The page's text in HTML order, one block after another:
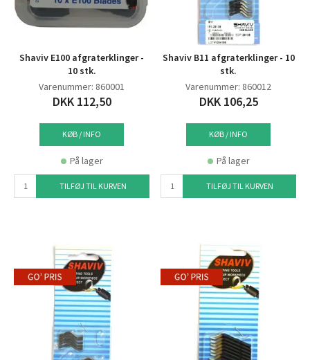
Shaviv E100 afgraterklinger -
10 stk.
Varenummer: 860001
DKK 112,50
KØB / INFO
På lager
TILFØJ TIL KURVEN
Shaviv B11 afgraterklinger - 10
stk.
Varenummer: 860012
DKK 106,25
KØB / INFO
På lager
TILFØJ TIL KURVEN